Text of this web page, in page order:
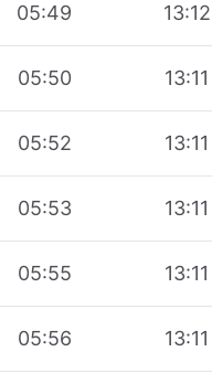
05:49 13:12
05:50 13:11
05:52 13:11
05:53 13:11
05:55 13:11
05:56 13:11